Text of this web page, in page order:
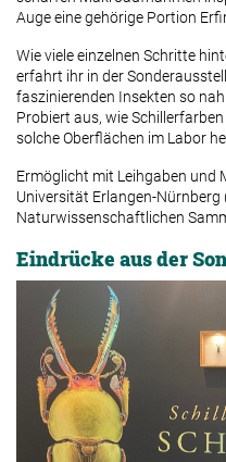
Auge eine gehörige Portion
Wie viele einzelnen Schritte
erfahrt ihr in der
faszinierenden Insekten so
Probiert aus, wie
solche Oberflächen im Labor
Ermöglicht mit Leihgaben und
Universität Erlangen-Nürnberg
Naturwissenschaftlichen
Eindrücke aus der